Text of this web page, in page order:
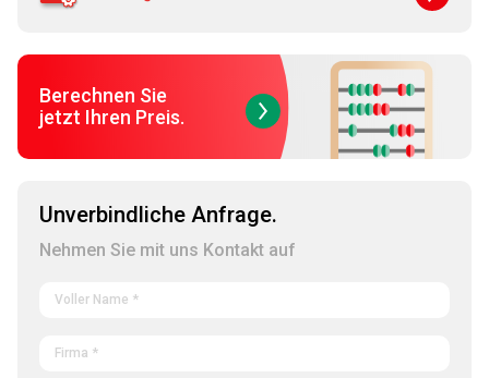
Berechnen Sie
jetzt Ihren Preis.
Unverbindliche Anfrage.
Nehmen Sie mit uns Kontakt auf